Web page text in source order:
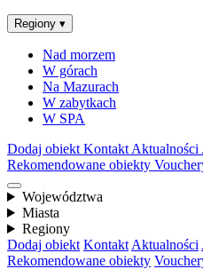
Regiony ▾
Nad morzem
W górach
Na Mazurach
W zabytkach
W SPA
Dodaj obiekt Kontakt Aktualności
Rekomendowane obiekty
Województwa
Miasta
Regiony
Dodaj obiekt Kontakt Aktualności
Rekomendowane obiekty